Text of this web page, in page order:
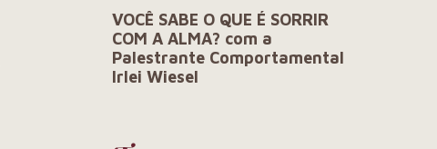
VOCÊ SABE O QUE É SORRIR
COM A ALMA? com a
Palestrante Comportamental
Irlei Wiesel